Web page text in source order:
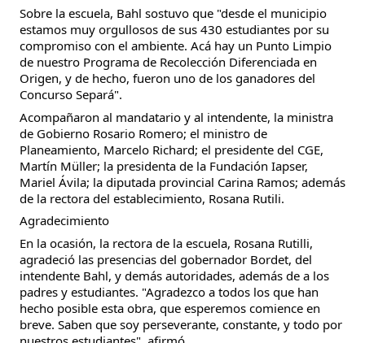
Sobre la escuela, Bahl sostuvo que "desde el municipio
estamos muy orgullosos de sus 430 estudiantes por su
compromiso con el ambiente. Acá hay un Punto Limpio
de nuestro Programa de Recolección Diferenciada en
Origen, y de hecho, fueron uno de los ganadores del
Concurso Separá".
Acompañaron al mandatario y al intendente, la ministra
de Gobierno Rosario Romero; el ministro de
Planeamiento, Marcelo Richard; el presidente del CGE,
Martín Müller; la presidenta de la Fundación Iapser,
Mariel Ávila; la diputada provincial Carina Ramos; además
de la rectora del establecimiento, Rosana Rutili.
Agradecimiento
En la ocasión, la rectora de la escuela, Rosana Rutilli,
agradeció las presencias del gobernador Bordet, del
intendente Bahl, y demás autoridades, además de a los
padres y estudiantes. "Agradezco a todos los que han
hecho posible esta obra, que esperemos comience en
breve. Saben que soy perseverante, constante, y todo por